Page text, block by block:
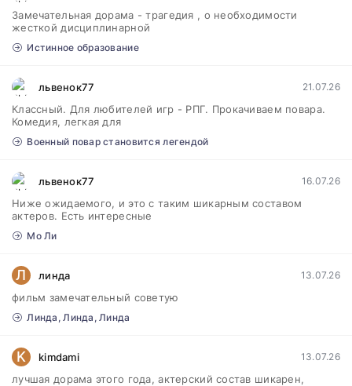
Замечательная дорама - трагедия , о необходимости
жесткой дисциплинарной
Истинное образование
львенок77 21.07.26
Классный. Для любителей игр - РПГ. Прокачиваем повара.
Комедия, легкая для
Военный повар становится легендой
львенок77 16.07.26
Ниже ожидаемого, и это с таким шикарным составом
актеров. Есть интересные
Мо Ли
Л линда 13.07.26
фильм замечательный советую
Линда, Линда, Линда
K kimdami 13.07.26
лучшая дорама этого года, актерский состав шикарен,